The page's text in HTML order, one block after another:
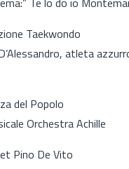
Taekwondo
atleta
del Popolo
Orchestra Achille
Pino De Vito